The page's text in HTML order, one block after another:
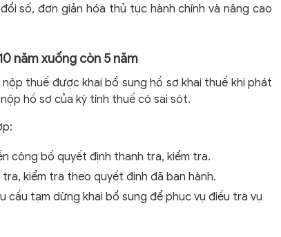
số, đơn giản hóa thủ tục hành chính và nâng cao
năm xuống còn 5 năm
thuế được khai bổ sung hồ sơ khai thuế khi phát
hồ sơ của kỳ tính thuế có sai sót.
công bố quyết định thanh tra, kiểm tra.
kiểm tra theo quyết định đã ban hành.
tạm dừng khai bổ sung để phục vụ điều tra vụ